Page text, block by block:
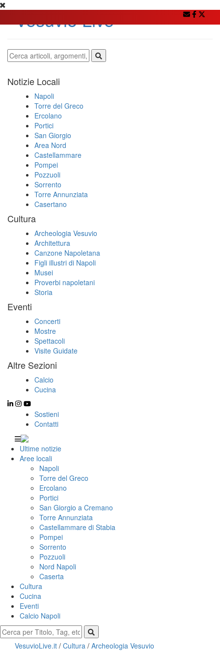
Notizie Locali
Napoli
Torre del Greco
Ercolano
Portici
San Giorgio
Area Nord
Castellammare
Pompei
Pozzuoli
Sorrento
Torre Annunziata
Casertano
Cultura
Archeologia Vesuvio
Architettura
Canzone Napoletana
Figli illustri di Napoli
Musei
Proverbi napoletani
Storia
Eventi
Concerti
Mostre
Spettacoli
Visite Guidate
Altre Sezioni
Calcio
Cucina
Sostieni
Contatti
Ultime notizie
Aree locali
Napoli
Torre del Greco
Ercolano
Portici
San Giorgio a Cremano
Torre Annunziata
Castellammare di Stabia
Pompei
Sorrento
Pozzuoli
Nord Napoli
Caserta
Cultura
Cucina
Eventi
Calcio Napoli
VesuvioLive.it / Cultura / Archeologia Vesuvio